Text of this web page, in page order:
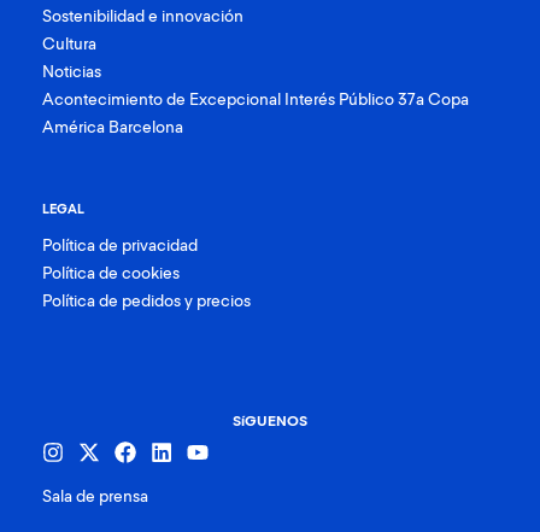
Sostenibilidad e innovación
Cultura
Noticias
Acontecimiento de Excepcional Interés Público 37a Copa
América Barcelona
LEGAL
Política de privacidad
Política de cookies
Política de pedidos y precios
SíGUENOS
Sala de prensa